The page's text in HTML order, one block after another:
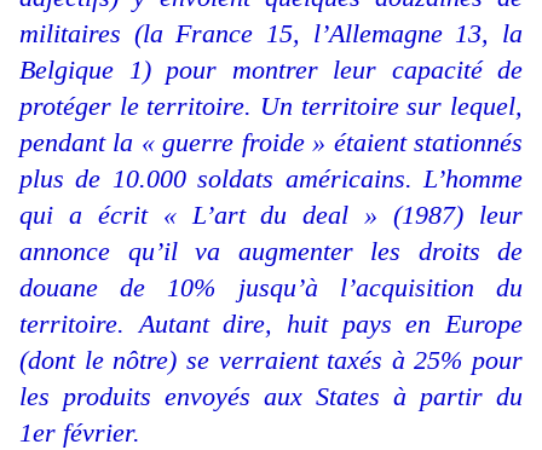
militaires (la France 15, l’Allemagne 13, la
Belgique 1) pour montrer leur capacité de
protéger le territoire. Un territoire sur lequel,
pendant la « guerre froide » étaient stationnés
plus de 10.000 soldats américains. L’homme
qui a écrit « L’art du deal » (1987) leur
annonce qu’il va augmenter les droits de
douane de 10% jusqu’à l’acquisition du
territoire. Autant dire, huit pays en Europe
(dont le nôtre) se verraient taxés à 25% pour
les produits envoyés aux States à partir du
1er février.